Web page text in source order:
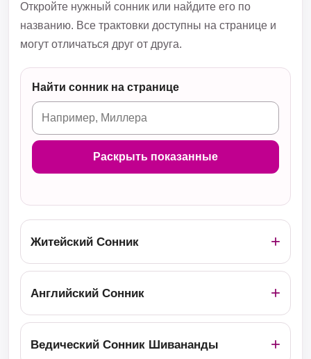
Откройте нужный сонник или найдите его по
названию. Все трактовки доступны на странице и
могут отличаться друг от друга.
Найти сонник на странице
Раскрыть показанные
Житейский Сонник
Английский Сонник
Ведический Сонник Шивананды